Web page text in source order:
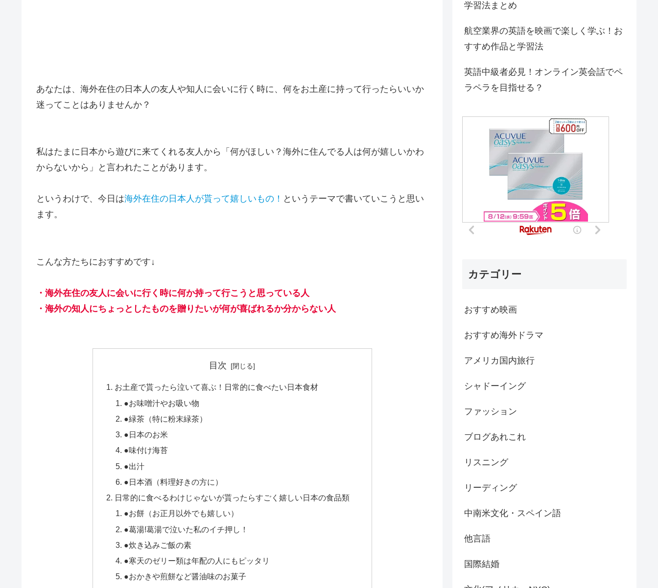
あなたは、海外在住の日本人の友人や知人に会いに行く時に、何をお土産に持って行ったらいいか
迷ってことはありませんか？
私はたまに日本から遊びに来てくれる友人から「何がほしい？海外に住んでる人は何が嬉しいかわ
からないから」と言われたことがあります。
というわけで、今日は海外在住の日本人が貰って嬉しいもの！ というテーマで書いていこうと思い
ます。
こんな方たちにおすすめです↓
・海外在住の友人に会いに行く時に何か持って行こうと思っている人
・海外の知人にちょっとしたものを贈りたいが何が喜ばれるか分からない人
目次
お土産で貰ったら泣いて喜ぶ！日常的に食べたい日本食材
●お味噌汁やお吸い物
●緑茶（特に粉末緑茶）
●日本のお米
●味付け海苔
●出汁
●日本酒（料理好きの方に）
日常的に食べるわけじゃないが貰ったらすごく嬉しい日本の食品類
●お餅（お正月以外でも嬉しい）
●葛湯!葛湯で泣いた私のイチ押し！
●炊き込みご飯の素
●寒天のゼリー類は年配の人にもピッタリ
●おかきや煎餅など醤油味のお菓子
学習法まとめ
航空業界の英語を映画で楽しく学ぶ！お
すすめ作品と学習法
英語中級者必見！オンライン英会話でペ
ラペラを目指せる？
カテゴリー
おすすめ映画
おすすめ海外ドラマ
アメリカ国内旅行
シャドーイング
ファッション
ブログあれこれ
リスニング
リーディング
中南米文化・スペイン語
他言語
国際結婚